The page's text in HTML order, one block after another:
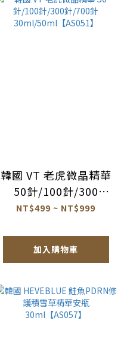
韓國 VT 老虎微晶精華
50針/100針/300
針/700針
NT$499 ~ NT$999
加入購物車